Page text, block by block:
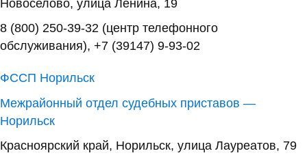
Новоселово, улица Ленина, 19
8 (800) 250-39-32 (центр телефонного
обслуживания), +7 (39147) 9-93-02
ФССП Норильск
Межрайонный отдел судебных приставов —
Норильск
Красноярский край, Норильск, улица Лауреатов, 79